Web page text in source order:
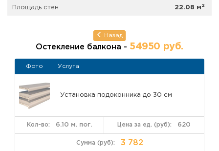
Назад
Площадь стен 22.08 м 2
Остекление балкона - 54950 руб.
Фото Услуга
Установка подоконника до 30 см
620
6.10 м. пог.
3 782